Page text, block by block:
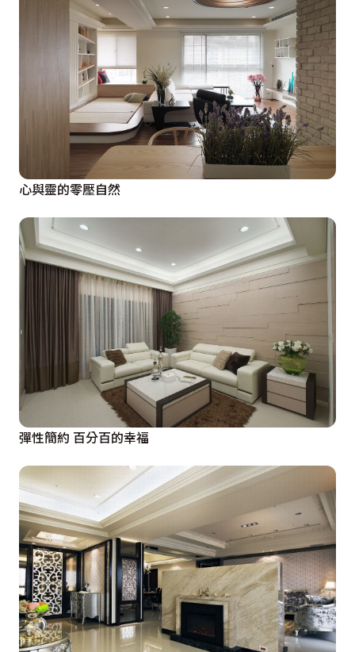
心與靈的零壓自然
彈性簡約 百分百的幸福